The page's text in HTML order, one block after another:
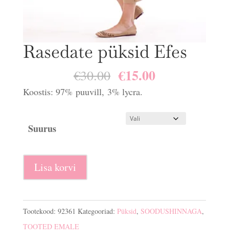
Rasedate püksid Efes
€30.00 Algne
hind
€30.00.
€15.00Praegune
€15.00.
Koostis: 97% puuvill, 3% lycra.
Suurus
Rasedate
püksid
kogus
Lisa korvi
Tootekood: 92361 Kategooriad: Püksid, SOODUSHINNAGA,
TOOTED EMALE